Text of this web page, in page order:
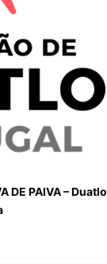
DE PAIVA – Duatlo